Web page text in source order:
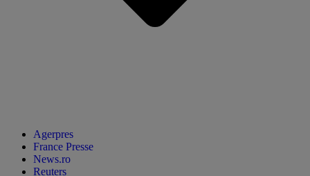
Agerpres
France Presse
News.ro
Reuters